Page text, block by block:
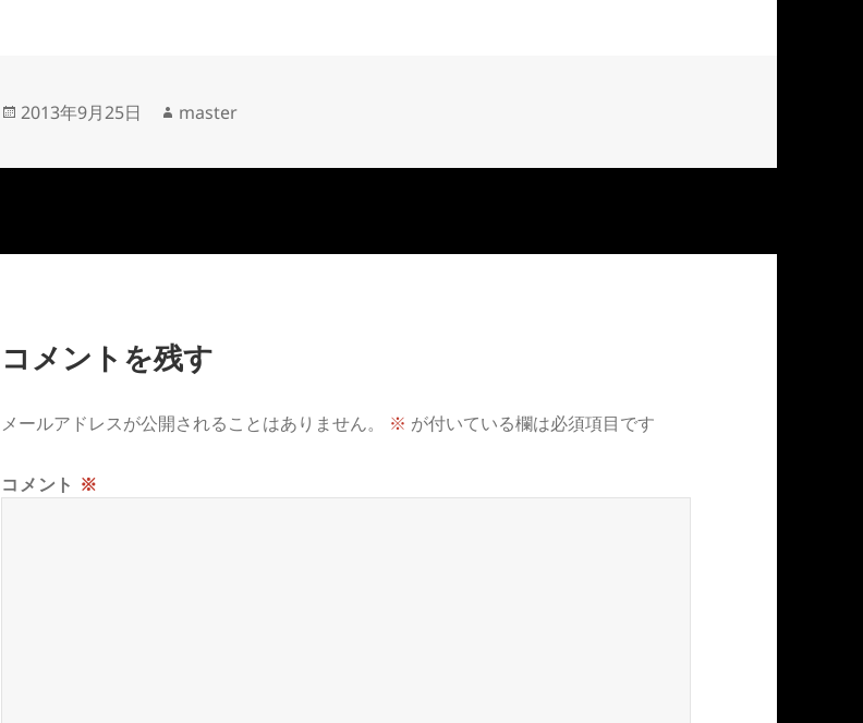
投
日:
2013年9月25日
作
者
master
コメントを残す
メールアドレスが公開されることはありません。 ※ が付いている欄は必須項目です
コメント ※